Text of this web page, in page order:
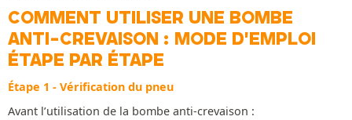
COMMENT UTILISER UNE BOMBE
ANTI-CREVAISON : MODE D'EMPLOI
ÉTAPE PAR ÉTAPE
Étape 1 - Vérification du pneu
Avant l’utilisation de la bombe anti-crevaison :